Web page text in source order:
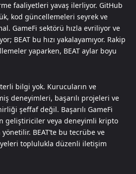
faaliyetleri yavaş ilerliyor. GitHub
kod güncellemeleri seyrek ve
GameFi sektörü hızla evriliyor ve
BEAT bu hızı yakalayamıyor. Rakip
yaparken, BEAT aylar boyu
bilgi yok. Kurucuların ve
deneyimleri, başarılı projeleri ve
şeffaf değil. Başarılı GameFi
geliştiriciler veya deneyimli kripto
BEAT’te bu tecrübe ve
toplulukla düzenli iletişim